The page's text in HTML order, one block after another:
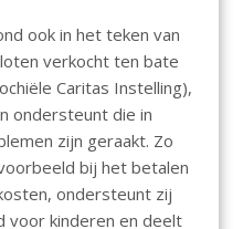
ook in het teken van
verkocht ten bate
Caritas Instelling),
ondersteunt die in
zijn geraakt. Zo
bij het betalen
ondersteunt zij
voor kinderen en deelt